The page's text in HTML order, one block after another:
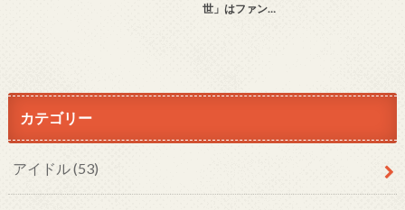
世」はファン…
カテゴリー
アイドル(53)